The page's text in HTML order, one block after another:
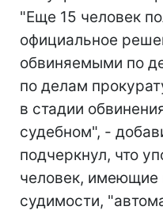
"Еще 15 человек
официальное
обвиняемыми по
по делам
в стадии
судебном", -
подчеркнул, что
человек, имеющие
судимости,